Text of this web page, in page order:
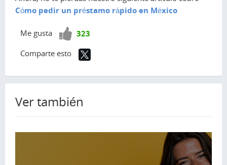
Cómo pedir un préstamo rápido en México
Me gusta
¡Vota323
Comparte esto
Ver también